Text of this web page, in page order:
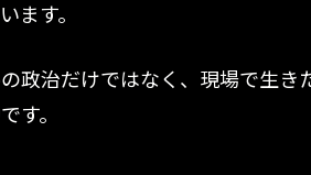
ます。
政治だけではなく、現場で生
す。